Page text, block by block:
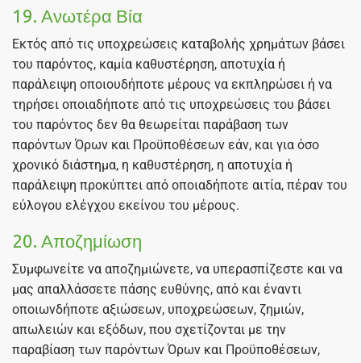
19. Ανωτέρα Βία
Εκτός από τις υποχρεώσεις καταβολής χρημάτων βάσει
του παρόντος, καμία καθυστέρηση, αποτυχία ή
παράλειψη οποιουδήποτε μέρους να εκπληρώσει ή να
τηρήσει οποιαδήποτε από τις υποχρεώσεις του βάσει
του παρόντος δεν θα θεωρείται παράβαση των
παρόντων Όρων και Προϋποθέσεων εάν, και για όσο
χρονικό διάστημα, η καθυστέρηση, η αποτυχία ή
παράλειψη προκύπτει από οποιαδήποτε αιτία, πέραν του
εύλογου ελέγχου εκείνου του μέρους.
20. Αποζημίωση
Συμφωνείτε να αποζημιώνετε, να υπερασπίζεστε και να
μας απαλλάσσετε πάσης ευθύνης, από και έναντι
οποιωνδήποτε αξιώσεων, υποχρεώσεων, ζημιών,
απωλειών και εξόδων, που σχετίζονται με την
παραβίαση των παρόντων Όρων και Προϋποθέσεων,